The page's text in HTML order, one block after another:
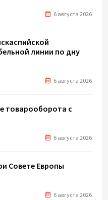
6 августа 2026
линии по дну
6 августа 2026
товарооборота с
6 августа 2026
Совете Европы
6 августа 2026